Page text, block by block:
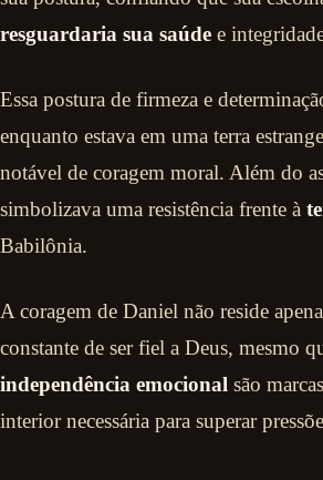
resguardaria sua saúde e
Essa postura de firmeza e
enquanto estava em uma terra
notável de coragem moral. Além do
simbolizava uma resistência frente à
Babilônia.
A coragem de Daniel não reside
constante de ser fiel a Deus, mesmo
independência emocional são
interior necessária para superar